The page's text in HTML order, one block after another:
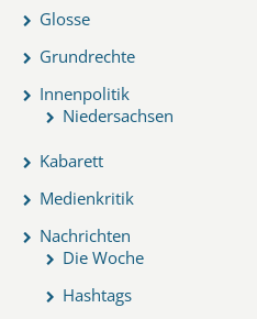
Glosse
Grundrechte
Innenpolitik
Niedersachsen
Kabarett
Medienkritik
Nachrichten
Die Woche
Hashtags